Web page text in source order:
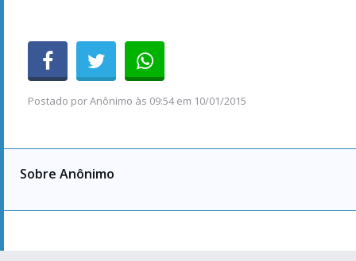
Postado porAnônimo às 09:54 em 10/01/2015
Sobre Anônimo